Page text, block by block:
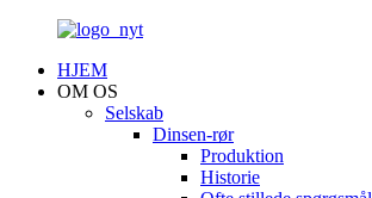
HJEM
OM OS
Selskab
Dinsen-rør
Produktion
Historie